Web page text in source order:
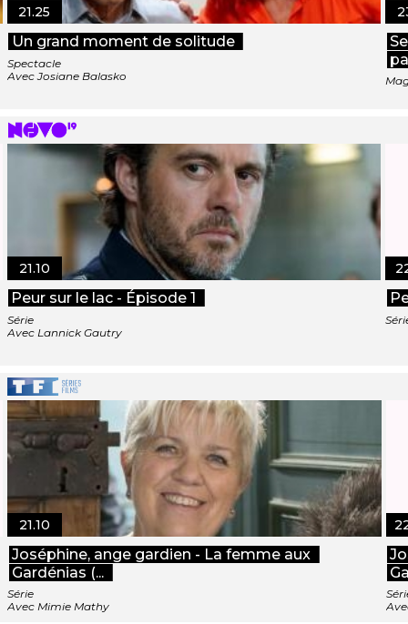
21.25
Un grand moment de solitude
Spectacle
Avec Josiane Balasko
21.10
Peur sur le lac - Épisode 1
Série
Avec Lannick Gautry
21.10
Joséphine, ange gardien - La femme aux
Gardénias (...
Série
Avec Mimie Mathy